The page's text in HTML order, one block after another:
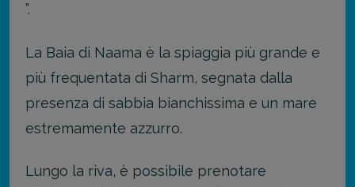
”.
La Baia di Naama è la spiaggia più grande e
più frequentata di Sharm, segnata dalla
presenza di sabbia bianchissima e un mare
estremamente azzurro.
Lungo la riva, è possibile prenotare